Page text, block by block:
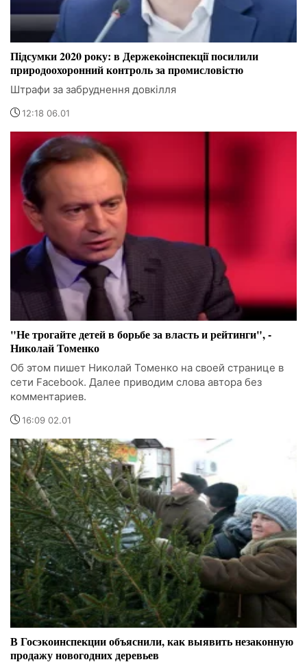
Підсумки 2020 року: в Держекоінспекції посилили
природоохоронний контроль за промисловістю
Штрафи за забруднення довкілля
12:18 06.01
"Не трогайте детей в борьбе за власть и рейтинги", -
Николай Томенко
Об этом пишет Николай Томенко на своей странице в
сети Facebook. Далее приводим слова автора без
комментариев.
16:09 02.01
В Госэкоинспекции объяснили, как выявить незаконную
продажу новогодних деревьев